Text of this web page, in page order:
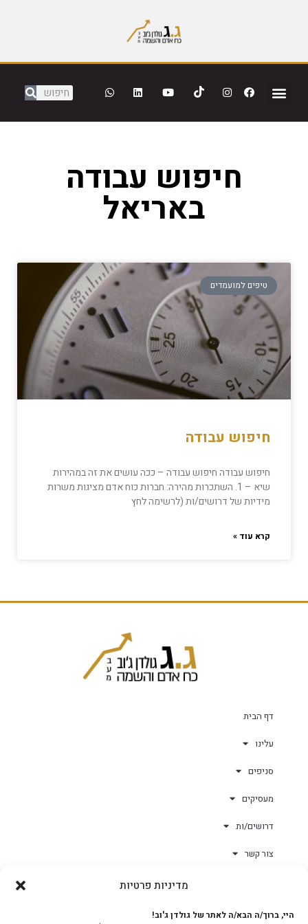
מדיניות פרטיות
היי, ברוך/ה הבא/ה לאתר של גולדן ג'וב!
חיפוש עבודה
באריאל
טיפים למועמדים
חיפוש עבודה
חיפוש עבודה חיפוש עבודה – ככה עושים את זה במהירות
שיא – 1. השתכרות מהירה: חברות כוח אדם מציגות משרות
מידיות של דרושים/ות (לרשימה לחץ
קרא עוד »
דף הבית
עלינו
סניפים
מעסיקים
דרושים/ות
צור קשר